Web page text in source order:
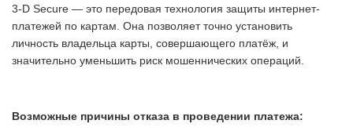
3-D Secure — это передовая технология защиты интернет-
платежей по картам. Она позволяет точно установить
личность владельца карты, совершающего платёж, и
значительно уменьшить риск мошеннических операций.
Возможные причины отказа в проведении платежа: